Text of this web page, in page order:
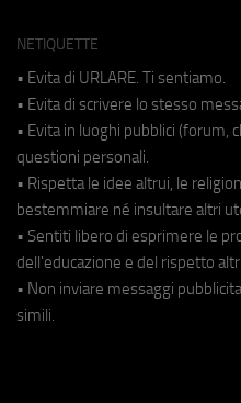
NETIQUETTE
• Evita di URLARE. Ti sentiamo.
• Evita di scrivere lo stesso
• Evita in luoghi pubblici (forum,
questioni personali.
• Rispetta le idee altrui, le
bestemmiare né insultare altri
• Sentiti libero di esprimere le
dell'educazione e del rispetto
• Non inviare messaggi
simili.